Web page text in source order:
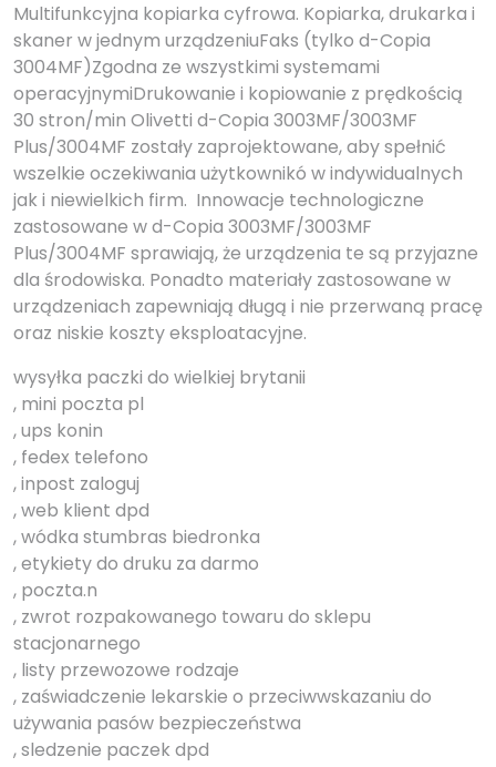
Multifunkcyjna kopiarka cyfrowa. Kopiarka, drukarka i
skaner w jednym urządzeniuFaks (tylko d-Copia
3004MF)Zgodna ze wszystkimi systemami
operacyjnymiDrukowanie i kopiowanie z prędkością
30 stron/min Olivetti d-Copia 3003MF/3003MF
Plus/3004MF zostały zaprojektowane, aby spełnić
wszelkie oczekiwania użytkownikó w indywidualnych
jak i niewielkich firm. Innowacje technologiczne
zastosowane w d-Copia 3003MF/3003MF
Plus/3004MF sprawiają, że urządzenia te są przyjazne
dla środowiska. Ponadto materiały zastosowane w
urządzeniach zapewniają długą i nie przerwaną pracę
oraz niskie koszty eksploatacyjne.
wysyłka paczki do wielkiej brytanii
, mini poczta pl
, ups konin
, fedex telefono
, inpost zaloguj
, web klient dpd
, wódka stumbras biedronka
, etykiety do druku za darmo
, poczta.n
, zwrot rozpakowanego towaru do sklepu
stacjonarnego
, listy przewozowe rodzaje
, zaświadczenie lekarskie o przeciwwskazaniu do
używania pasów bezpieczeństwa
, sledzenie paczek dpd